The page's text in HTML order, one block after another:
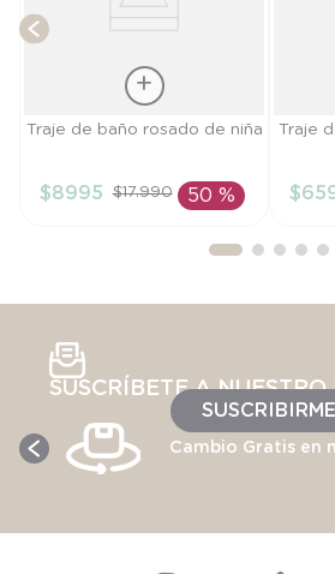
Talla
AÑADIR AL
Traje de baño rosado de niña
$8995 $17.990 50 %
Talla
Traje
$
SUSCRÍBETE A
SUSCRIBIRME
Cambio Gratis en